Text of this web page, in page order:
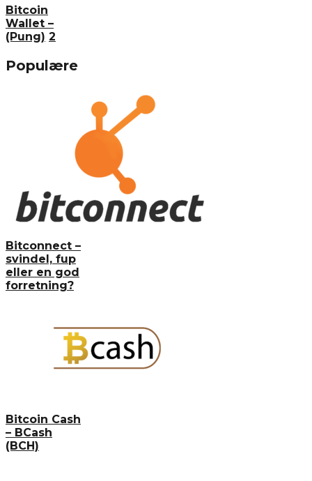
Bitcoin
Wallet –
(Pung) 2
Populære
Bitconnect –
svindel, fup
eller en god
forretning?
Bitcoin Cash
– BCash
(BCH)